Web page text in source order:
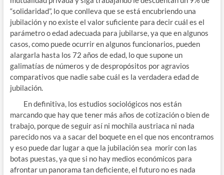
“solidaridad”, lo que conlleva que se está encubriendo una
jubilación y no existe el valor suficiente para decir cuál es el
parámetro o edad adecuada para jubilarse, ya que en algunos
casos, como puede ocurrir en algunos funcionarios, pueden
alargarla hasta los 72 años de edad, lo que supone un
galimatías de números y de despropósitos por agravios
comparativos que nadie sabe cuál es la verdadera edad de
jubilación.
En definitiva, los estudios sociológicos nos están
marcando que hay que tener más años de cotización o bien de
trabajo, porque de seguir así ni mochila austriaca ni nada
parecido nos va a sacar del boquete en el que nos encontramos
y eso puede dar lugar a que la jubilación sea morir con las
botas puestas, ya que si no hay medios económicos para
afrontar un panorama tan deficiente, el futuro no es nada